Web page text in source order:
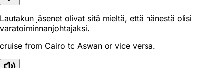
Lautakun jäsenet olivat sitä mieltä, että hänestä olisi
varatoiminnanjohtajaksi.
cruise from Cairo to Aswan or vice versa.